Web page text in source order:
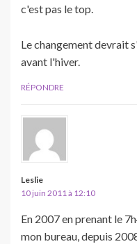
c'est pas le top.
Le changement devrait
avant l'hiver.
RÉPONDRE
Leslie
10 juin 2011 à 12:10
En 2007 en prenant le
mon bureau, depuis